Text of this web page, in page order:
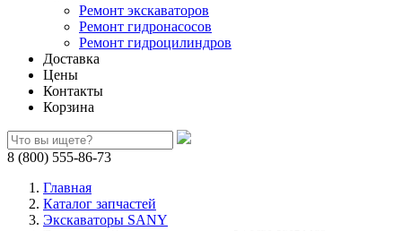
Ремонт экскаваторов
Ремонт гидронасосов
Ремонт гидроцилиндров
Доставка
Цены
Контакты
Корзина
8 (800) 555-86-73
Главная
Каталог запчастей
Экскаваторы SANY